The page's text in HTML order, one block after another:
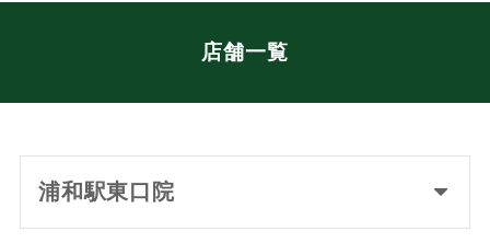
店舗一覧
浦和駅東口院